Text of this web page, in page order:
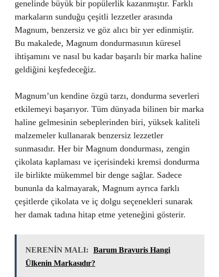
genelinde büyük bir popülerlik kazanmıştır. Farklı
markaların sunduğu çeşitli lezzetler arasında
Magnum, benzersiz ve göz alıcı bir yer edinmiştir.
Bu makalede, Magnum dondurmasının küresel
ihtişamını ve nasıl bu kadar başarılı bir marka haline
geldiğini keşfedeceğiz.
Magnum’un kendine özgü tarzı, dondurma severleri
etkilemeyi başarıyor. Tüm dünyada bilinen bir marka
haline gelmesinin sebeplerinden biri, yüksek kaliteli
malzemeler kullanarak benzersiz lezzetler
sunmasıdır. Her bir Magnum dondurması, zengin
çikolata kaplaması ve içerisindeki kremsi dondurma
ile birlikte mükemmel bir denge sağlar. Sadece
bununla da kalmayarak, Magnum ayrıca farklı
çeşitlerde çikolata ve iç dolgu seçenekleri sunarak
her damak tadına hitap etme yeteneğini gösterir.
NERENİN MALI:
Barum Bravuris Hangi
Ülkenin Markasıdır?